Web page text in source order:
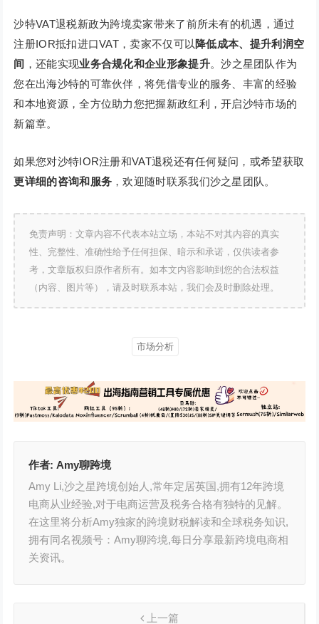
沙特VAT退税新政为跨境卖家带来了前所未有的机遇，通过
注册IOR抵扣进口VAT，卖家不仅可以 降低成本、提升利润空
间 ，还能实现业务合规化和企业形象提升。沙之星团队作为
您在出海沙特的可靠伙伴，将凭借专业的服务、丰富的经验
和本地资源，全方位助力您把握新政红利，开启沙特市场的
新篇章。
如果您对沙特IOR注册和VAT退税还有任何疑问，或希望获取
更详细的咨询和服务 ，欢迎随时联系我们沙之星团队。
免责声明：文章内容不代表本站立场，本站不对其内容的真实
性、完整性、准确性给予任何担保、暗示和承诺，仅供读者参
考，文章版权归原作者所有。如本文内容影响到您的合法权益
（内容、图片等），请及时联系本站，我们会及时删除处理。
市场分析
作者:Amy聊跨境
Amy Li,沙之星跨境创始人,常年定居英国,拥有12年跨境
电商从业经验,对于电商运营及税务合格有独特的见解。
在这里将分析Amy独家的跨境财税解读和全球税务知识,
拥有同名视频号：Amy聊跨境,每日分享最新跨境电商相
关资讯。
上一篇